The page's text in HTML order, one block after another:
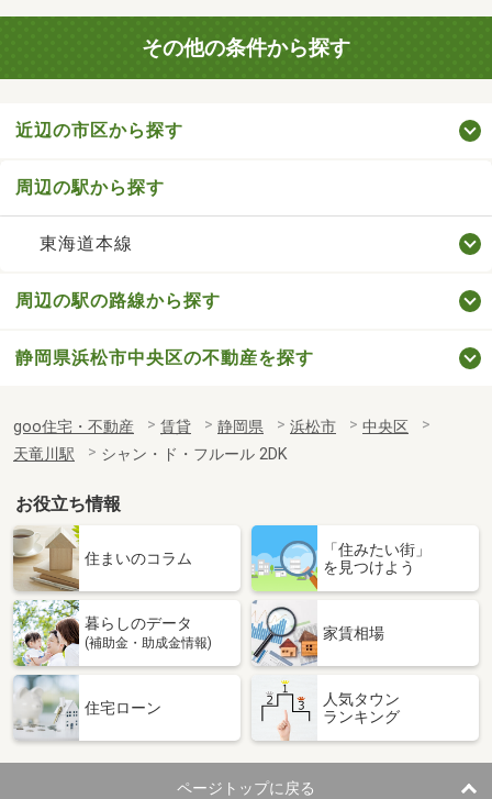
その他の条件から探す
近辺の市区から探す
周辺の駅から探す
東海道本線
周辺の駅の路線から探す
静岡県浜松市中央区の不動産を探す
goo住宅・不動産 賃貸 静岡県 浜松市
中央区
天竜川駅
シャン・ド・フルール 2DK
お役立ち情報
住まいのコラム
「住みたい街」
を見つけよう
暮らしのデータ
(補助金・助成金情報)
家賃相場
住宅ローン
人気タウン
ランキング
ページトップに戻る